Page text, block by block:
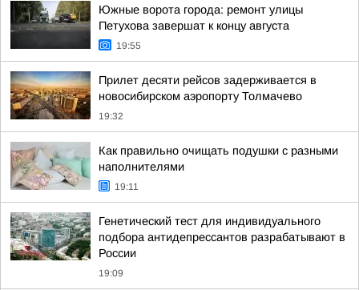
Южные ворота города: ремонт улицы
Петухова завершат к концу августа
19:55
Прилет десяти рейсов задерживается в
новосибирском аэропорту Толмачево
19:32
Как правильно очищать подушки с разными
наполнителями
19:11
Генетический тест для индивидуального
подбора антидепрессантов разрабатывают в
России
19:09